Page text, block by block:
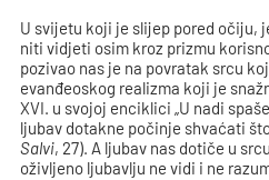
U svijetu koji je slijep pored očiju,
niti vidjeti osim kroz prizmu
pozivao nas je na povratak srcu
evanđeoskog realizma koji je
XVI. u svojoj enciklici „U nadi
ljubav dotakne počinje shvaćati
Salvi, 27). A ljubav nas dotiče u
oživljeno ljubavlju ne vidi i ne